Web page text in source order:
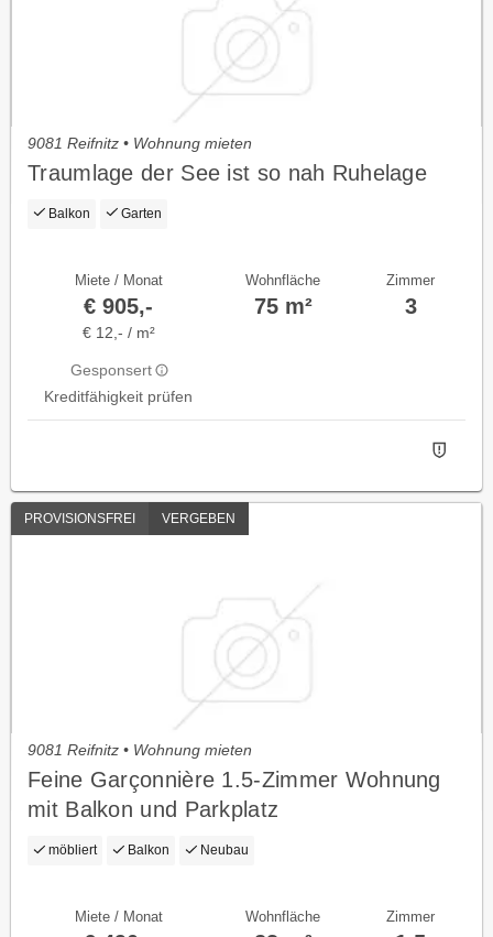
9081 Reifnitz • Wohnung mieten
Traumlage der See ist so nah Ruhelage
Balkon Garten
Miete / Monat
€ 905,-
€ 12,- / m²
Gesponsert
Kreditfähigkeit prüfen
Wohnfläche
75 m²
Zimmer
3
PROVISIONSFREI VERGEBEN
9081 Reifnitz • Wohnung mieten
Feine Garçonnière 1.5-Zimmer Wohnung
mit Balkon und Parkplatz
möbliert Balkon Neubau
Miete / Monat Wohnfläche Zimmer